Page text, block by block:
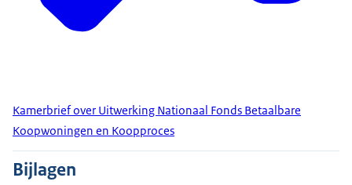
Kamerbrief over Uitwerking Nationaal Fonds Betaalbare
Koopwoningen en Koopproces
Bijlagen